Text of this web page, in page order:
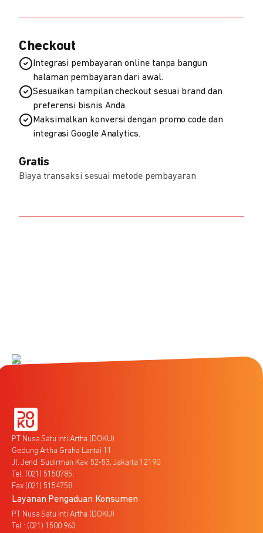
Checkout
Integrasi pembayaran online tanpa bangun
halaman pembayaran dari awal.
Sesuaikan tampilan checkout sesuai brand dan
preferensi bisnis Anda.
Maksimalkan konversi dengan promo code dan
integrasi Google Analytics.
Gratis
Biaya transaksi sesuai metode pembayaran
PT Nusa Satu Inti Artha (DOKU)
Gedung Artha Graha Lantai 11
Jl. Jend. Sudirman Kav. 52-53, Jakarta 12190
Tel. (021) 5150785,
Fax (021) 5154758
Layanan Pengaduan Konsumen
PT Nusa Satu Inti Artha (DOKU)
Tel : (021) 1500 963